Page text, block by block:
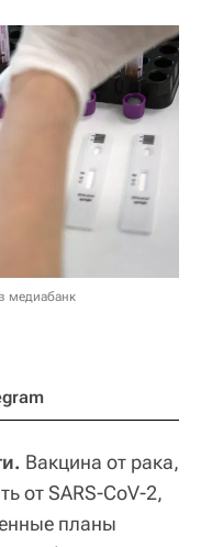
медиабанк
Вакцина от рака,
от SARS-CoV-2,
планы